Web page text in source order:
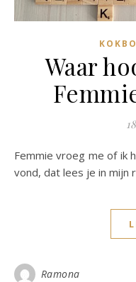
Waar
Femmie vroeg me of ik haar boek wilde lezen. Wat ik ervan
vond, dat lees je in mijn
Ramona